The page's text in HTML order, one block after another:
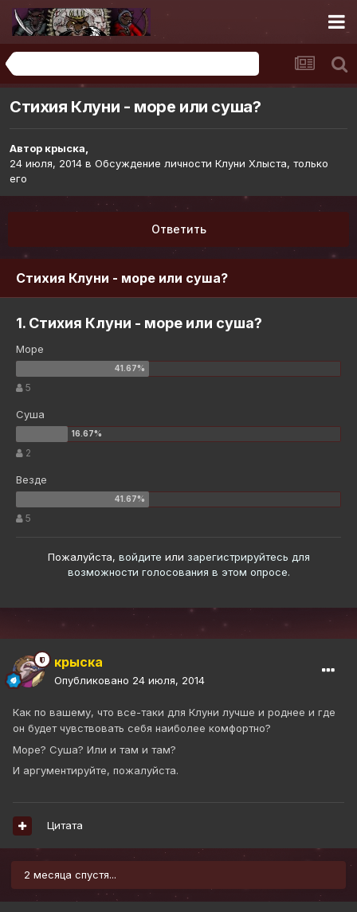
Стихия Клуни - море или суша?
Автор крыска,
24 июля, 2014 в Обсуждение личности Клуни Хлыста, только
его
Ответить
Стихия Клуни - море или суша?
1. Стихия Клуни - море или суша?
Море
5
Суша
2
Везде
5
Пожалуйста, войдите или зарегистрируйтесь для
возможности голосования в этом опросе.
крыска
Опубликовано 24 июля, 2014
Как по вашему, что все-таки для Клуни лучше и роднее и где
он будет чувствовать себя наиболее комфортно?
Море? Суша? Или и там и там?
И аргументируйте, пожалуйста.
Цитата
2 месяца спустя...